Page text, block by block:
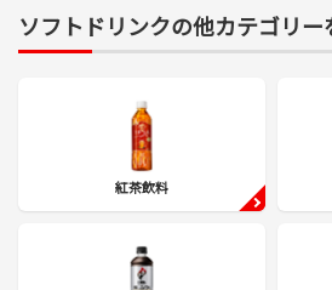
ソフトドリンクの他カテゴリー
紅茶飲料